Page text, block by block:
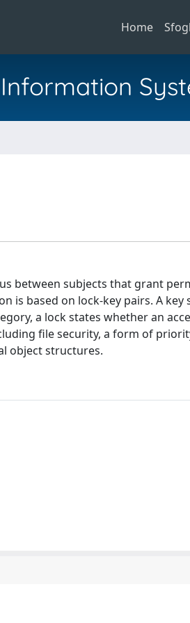
Home
between subjects that grant
is based on lock-key pairs. A key
a lock states whether an
file security, a form of
object structures.